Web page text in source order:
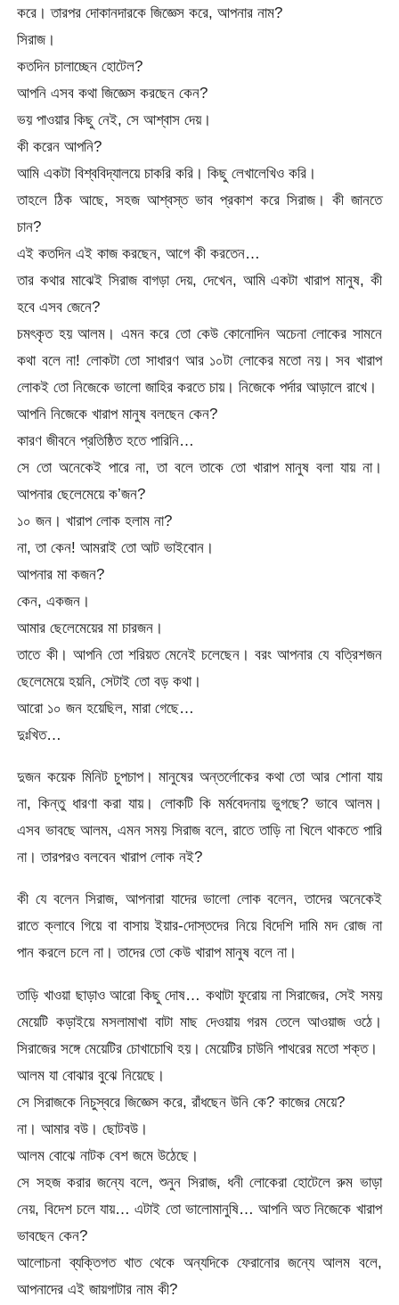
করে। তারপর দোকানদারকে জিজ্ঞেস করে, আপনার নাম?
সিরাজ।
কতদিন চালাচ্ছেন হোটেল?
আপনি এসব কথা জিজ্ঞেস করছেন কেন?
ভয় পাওয়ার কিছু নেই, সে আশ্বাস দেয়।
কী করেন আপনি?
আমি একটা বিশ্ববিদ্যালয়ে চাকরি করি। কিছু লেখালেখিও করি।
তাহলে ঠিক আছে, সহজ আশ্বস্ত ভাব প্রকাশ করে সিরাজ। কী জানতে
চান?
এই কতদিন এই কাজ করছেন, আগে কী করতেন…
তার কথার মাঝেই সিরাজ বাগড়া দেয়, দেখেন, আমি একটা খারাপ মানুষ, কী
হবে এসব জেনে?
চমৎকৃত হয় আলম। এমন করে তো কেউ কোনোদিন অচেনা লোকের সামনে
কথা বলে না! লোকটা তো সাধারণ আর ১০টা লোকের মতো নয়। সব খারাপ
লোকই তো নিজেকে ভালো জাহির করতে চায়। নিজেকে পর্দার আড়ালে রাখে।
আপনি নিজেকে খারাপ মানুষ বলছেন কেন?
কারণ জীবনে প্রতিষ্ঠিত হতে পারিনি…
সে তো অনেকেই পারে না, তা বলে তাকে তো খারাপ মানুষ বলা যায় না।
আপনার ছেলেমেয়ে ক’জন?
১০ জন। খারাপ লোক হলাম না?
না, তা কেন! আমরাই তো আট ভাইবোন।
আপনার মা কজন?
কেন, একজন।
আমার ছেলেমেয়ের মা চারজন।
তাতে কী। আপনি তো শরিয়ত মেনেই চলেছেন। বরং আপনার যে বত্রিশজন
ছেলেমেয়ে হয়নি, সেটাই তো বড় কথা।
আরো ১০ জন হয়েছিল, মারা গেছে…
দুঃখিত…
দুজন কয়েক মিনিট চুপচাপ। মানুষের অন্তর্লোকের কথা তো আর শোনা যায়
না, কিন্তু ধারণা করা যায়। লোকটি কি মর্মবেদনায় ভুগছে? ভাবে আলম।
এসব ভাবছে আলম, এমন সময় সিরাজ বলে, রাতে তাড়ি না খিলে থাকতে পারি
না। তারপরও বলবেন খারাপ লোক নই?
কী যে বলেন সিরাজ, আপনারা যাদের ভালো লোক বলেন, তাদের অনেকেই
রাতে ক্লাবে গিয়ে বা বাসায় ইয়ার-দোস্তদের নিয়ে বিদেশি দামি মদ রোজ না
পান করলে চলে না। তাদের তো কেউ খারাপ মানুষ বলে না।
তাড়ি খাওয়া ছাড়াও আরো কিছু দোষ… কথাটা ফুরোয় না সিরাজের, সেই সময়
মেয়েটি কড়াইয়ে মসলামাখা বাটা মাছ দেওয়ায় গরম তেলে আওয়াজ ওঠে।
সিরাজের সঙ্গে মেয়েটির চোখাচোখি হয়। মেয়েটির চাউনি পাথরের মতো শক্ত।
আলম যা বোঝার বুঝে নিয়েছে।
সে সিরাজকে নিচুস্বরে জিজ্ঞেস করে, রাঁধছেন উনি কে? কাজের মেয়ে?
না। আমার বউ। ছোটবউ।
আলম বোঝে নাটক বেশ জমে উঠেছে।
সে সহজ করার জন্যে বলে, শুনুন সিরাজ, ধনী লোকেরা হোটেলে রুম ভাড়া
নেয়, বিদেশ চলে যায়… এটাই তো ভালোমানুষি… আপনি অত নিজেকে খারাপ
ভাবছেন কেন?
আলোচনা ব্যক্তিগত খাত থেকে অন্যদিকে ফেরানোর জন্যে আলম বলে,
আপনাদের এই জায়গাটার নাম কী?